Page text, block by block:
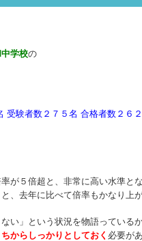
学校の
受験者数２７５名 合格者数２６
が５倍超と、非常に高い水準と
、去年に比べて倍率もかなり上
い」という状況を物語っている
からしっかりとしておく 必要が